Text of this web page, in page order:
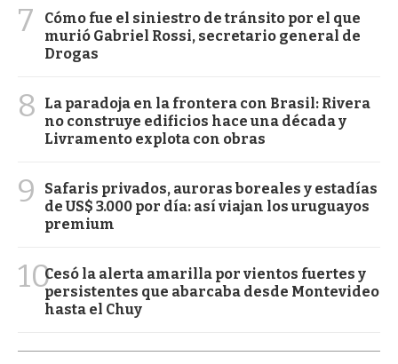
7
Cómo fue el siniestro de tránsito por el que
murió Gabriel Rossi, secretario general de
Drogas
8
La paradoja en la frontera con Brasil: Rivera
no construye edificios hace una década y
Livramento explota con obras
9
Safaris privados, auroras boreales y estadías
de US$ 3.000 por día: así viajan los uruguayos
premium
10Cesó la alerta amarilla por vientos fuertes y
persistentes que abarcaba desde Montevideo
hasta el Chuy